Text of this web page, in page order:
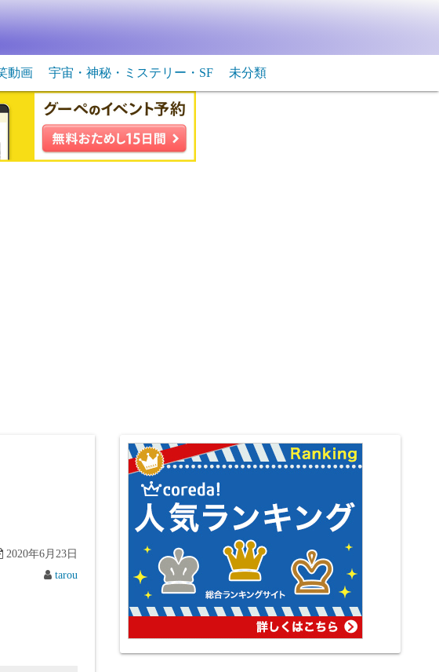
動画
系の爆笑動画
宇宙・神秘・ミステリー・SF
未確認生物・飛行物体
宇宙・ＳＦ
未分類
2020年6月23日
tarou